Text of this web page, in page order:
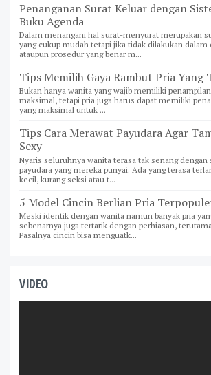
Penanganan Surat Keluar dengan
Buku Agenda
Dalam menangani hal surat-menyurat merupakan
yang cukup mudah tetapi jika tidak dilakukan dalam
ataupun prosedur yang benar m...
Tips Memilih Gaya Rambut Pria Yang
Bukan hanya wanita yang wajib memiliki
maksimal, tetapi pria juga harus dapat memiliki
yang maksimal untuk ...
Tips Cara Merawat Payudara Agar
Sexy
Nyaris seluruhnya wanita terasa tak senang dengan
payudara yang mereka punyai. Ada yang terasa
kecil, kurang seksi atau t...
5 Model Cincin Berlian Pria
Meski identik dengan wanita namun banyak pria
sebenarnya juga tertarik dengan perhiasan,
Pasalnya cincin bisa menguatk...
VIDEO